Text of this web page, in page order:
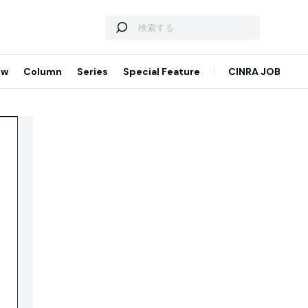
Column Series Special Feature CINRA JOB